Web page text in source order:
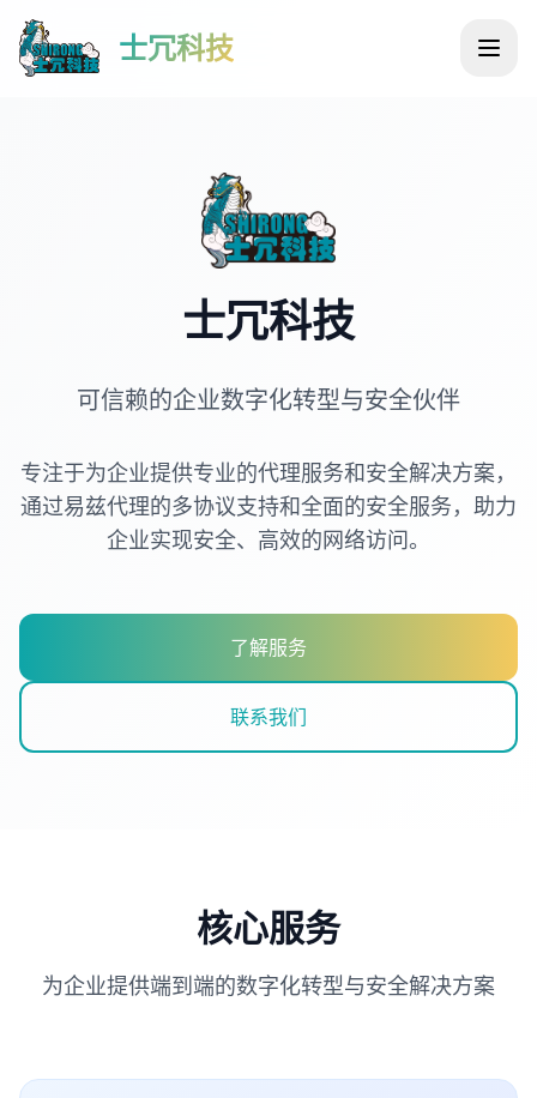
士冗科技
士冗科技
可信赖的企业数字化转型与安全伙伴
专注于为企业提供专业的代理服务和安全解决方案，
通过易兹代理的多协议支持和全面的安全服务，助力
企业实现安全、高效的网络访问。
了解服务
联系我们
核心服务
为企业提供端到端的数字化转型与安全解决方案